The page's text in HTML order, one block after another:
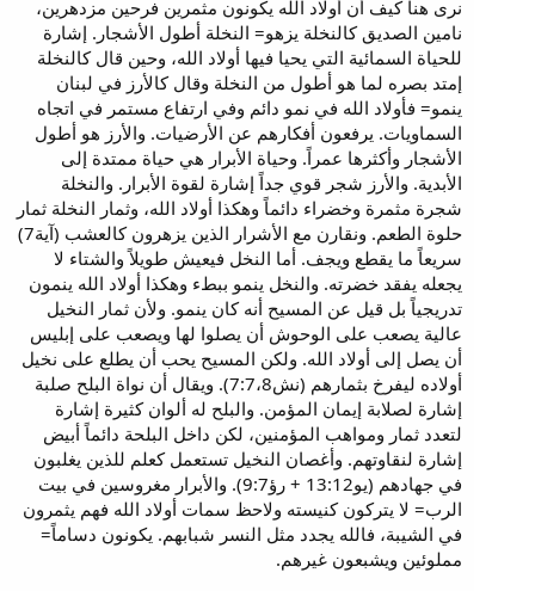
نرى هنا كيف أن أولاد الله يكونون مثمرين فرحين مزدهرين،
نامين الصديق كالنخلة يزهو= النخلة أطول الأشجار. إشارة
للحياة السمائية التي يحيا فيها أولاد الله، وحين قال كالنخلة
إمتد بصره لما هو أطول من النخلة وقال كالأرز في لبنان
ينمو= فأولاد الله في نمو دائم وفي ارتفاع مستمر في اتجاه
السماويات. يرفعون أفكارهم عن الأرضيات. والأرز هو أطول
الأشجار وأكثرها عمراً. وحياة الأبرار هي حياة ممتدة إلى
الأبدية. والأرز شجر قوي جداً إشارة لقوة الأبرار. والنخلة
شجرة مثمرة وخضراء دائماً وهكذا أولاد الله، وثمار النخلة ثمار
حلوة الطعم. ونقارن مع الأشرار الذين يزهرون كالعشب (آية7)
سريعاً ما يقطع ويجف. أما النخل فيعيش طويلاً والشتاء لا
يجعله يفقد خضرته. والنخل ينمو ببطء وهكذا أولاد الله ينمون
تدريجياً بل قيل عن المسيح أنه كان ينمو. ولأن ثمار النخيل
عالية يصعب على الوحوش أن يصلوا لها ويصعب على إبليس
أن يصل إلى أولاد الله. ولكن المسيح يحب أن يطلع على نخيل
أولاده ليفرخ بثمارهم (نش7:7،8). ويقال أن نواة البلح صلبة
إشارة لصلابة إيمان المؤمن. والبلح له ألوان كثيرة إشارة
لتعدد ثمار ومواهب المؤمنين، لكن داخل البلحة دائماً أبيض
إشارة لنقاوتهم. وأغصان النخيل تستعمل كعلم للذين يغلبون
في جهادهم (يو13:12 + رؤ9:7). والأبرار مغروسين في بيت
الرب= لا يتركون كنيسته ولاحظ سمات أولاد الله فهم يثمرون
في الشيبة، فالله يجدد مثل النسر شبابهم. يكونون دساماً=
مملوئين ويشبعون غيرهم.